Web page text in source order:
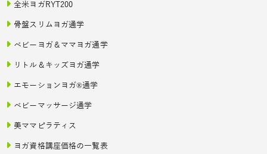
全米ヨガRYT200
骨盤スリムヨガ通学
ベビーヨガ＆ママヨガ通学
リトル＆キッズヨガ通学
エモーションヨガ®通学
ベビーマッサージ通学
美ママピラティス
ヨガ資格講座価格の一覧表